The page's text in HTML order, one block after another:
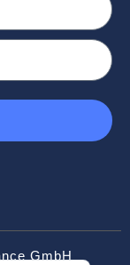
GmbH
(UK)